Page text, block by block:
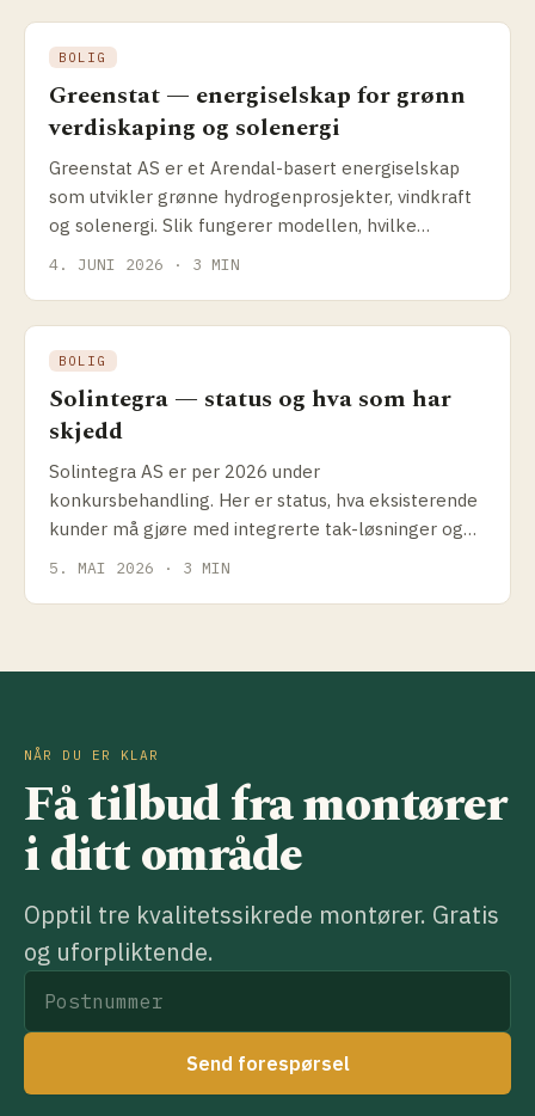
BOLIG
Greenstat — energiselskap for grønn
verdiskaping og solenergi
Greenstat AS er et Arendal-basert energiselskap
som utvikler grønne hydrogenprosjekter, vindkraft
og solenergi. Slik fungerer modellen, hvilke
4. JUNI 2026 · 3 MIN
BOLIG
Solintegra — status og hva som har
skjedd
Solintegra AS er per 2026 under
konkursbehandling. Her er status, hva eksisterende
kunder må gjøre med integrerte tak-løsninger og
5. MAI 2026 · 3 MIN
NÅR DU ER KLAR
Få tilbud fra montører
i ditt område
Opptil tre kvalitetssikrede montører. Gratis
og uforpliktende.
Send forespørsel